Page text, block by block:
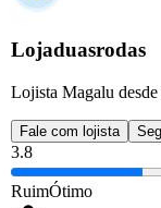
Lojaduasrodas
Lojista Magalu
Fale com lojista
3.8
RuimÓtimo